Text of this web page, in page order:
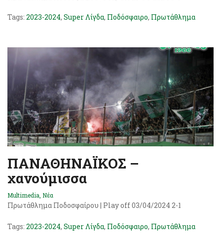
Tags: 2023-2024, Super Λίγδα, Ποδόσφαιρο, Πρωτάθλημα
ΠΑΝΑΘΗΝΑΪΚΟΣ –
χανούμισσα
Multimedia Νέα
Πρωτάθλημα Ποδοσφαίρου | Play off 03/04/2024 2-1
Tags: 2023-2024, Super Λίγδα, Ποδόσφαιρο, Πρωτάθλημα